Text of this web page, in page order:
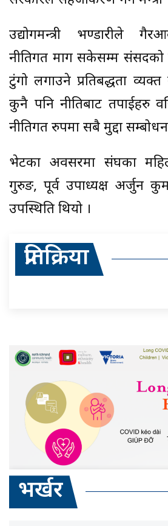
उद्योगमन्त्री भण्डारीले
नीतिगत माग सकेसम्म
टुंगो लगाउने प्रतिबद्धता
कुनै पनि नीतिबाट तपाईहरु
नीतिगत रुपमा सबै मुद्दा
भेटका अवसरमा संघका
गुरुङ, पूर्व उपाध्यक्ष अर्जुन
उपस्थिति थियो ।
प्रतिक्रिया
भर्खर